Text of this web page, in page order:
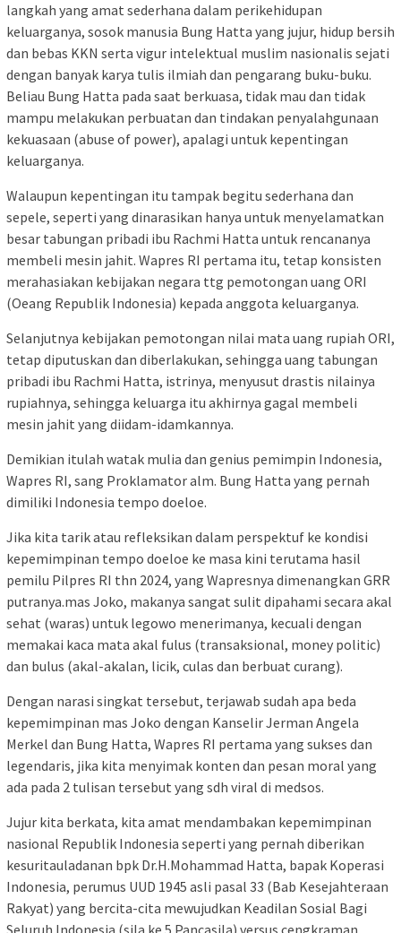
langkah yang amat sederhana dalam perikehidupan
keluarganya, sosok manusia Bung Hatta yang jujur, hidup bersih
dan bebas KKN serta vigur intelektual muslim nasionalis sejati
dengan banyak karya tulis ilmiah dan pengarang buku-buku.
Beliau Bung Hatta pada saat berkuasa, tidak mau dan tidak
mampu melakukan perbuatan dan tindakan penyalahgunaan
kekuasaan (abuse of power), apalagi untuk kepentingan
keluarganya.
Walaupun kepentingan itu tampak begitu sederhana dan
sepele, seperti yang dinarasikan hanya untuk menyelamatkan
besar tabungan pribadi ibu Rachmi Hatta untuk rencananya
membeli mesin jahit. Wapres RI pertama itu, tetap konsisten
merahasiakan kebijakan negara ttg pemotongan uang ORI
(Oeang Republik Indonesia) kepada anggota keluarganya.
Selanjutnya kebijakan pemotongan nilai mata uang rupiah ORI,
tetap diputuskan dan diberlakukan, sehingga uang tabungan
pribadi ibu Rachmi Hatta, istrinya, menyusut drastis nilainya
rupiahnya, sehingga keluarga itu akhirnya gagal membeli
mesin jahit yang diidam-idamkannya.
Demikian itulah watak mulia dan genius pemimpin Indonesia,
Wapres RI, sang Proklamator alm. Bung Hatta yang pernah
dimiliki Indonesia tempo doeloe.
Jika kita tarik atau refleksikan dalam perspektuf ke kondisi
kepemimpinan tempo doeloe ke masa kini terutama hasil
pemilu Pilpres RI thn 2024, yang Wapresnya dimenangkan GRR
putranya.mas Joko, makanya sangat sulit dipahami secara akal
sehat (waras) untuk legowo menerimanya, kecuali dengan
memakai kaca mata akal fulus (transaksional, money politic)
dan bulus (akal-akalan, licik, culas dan berbuat curang).
Dengan narasi singkat tersebut, terjawab sudah apa beda
kepemimpinan mas Joko dengan Kanselir Jerman Angela
Merkel dan Bung Hatta, Wapres RI pertama yang sukses dan
legendaris, jika kita menyimak konten dan pesan moral yang
ada pada 2 tulisan tersebut yang sdh viral di medsos.
Jujur kita berkata, kita amat mendambakan kepemimpinan
nasional Republik Indonesia seperti yang pernah diberikan
kesuritauladanan bpk Dr.H.Mohammad Hatta, bapak Koperasi
Indonesia, perumus UUD 1945 asli pasal 33 (Bab Kesejahteraan
Rakyat) yang bercita-cita mewujudkan Keadilan Sosial Bagi